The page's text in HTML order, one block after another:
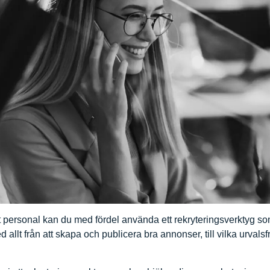
kan du med fördel använda ett rekryteringsverktyg
allt från att skapa och publicera bra annonser, till vilka